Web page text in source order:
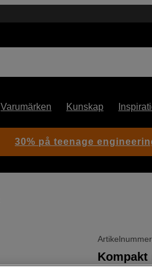
Varumärken Kunskap
Kompakt
30% på teenage